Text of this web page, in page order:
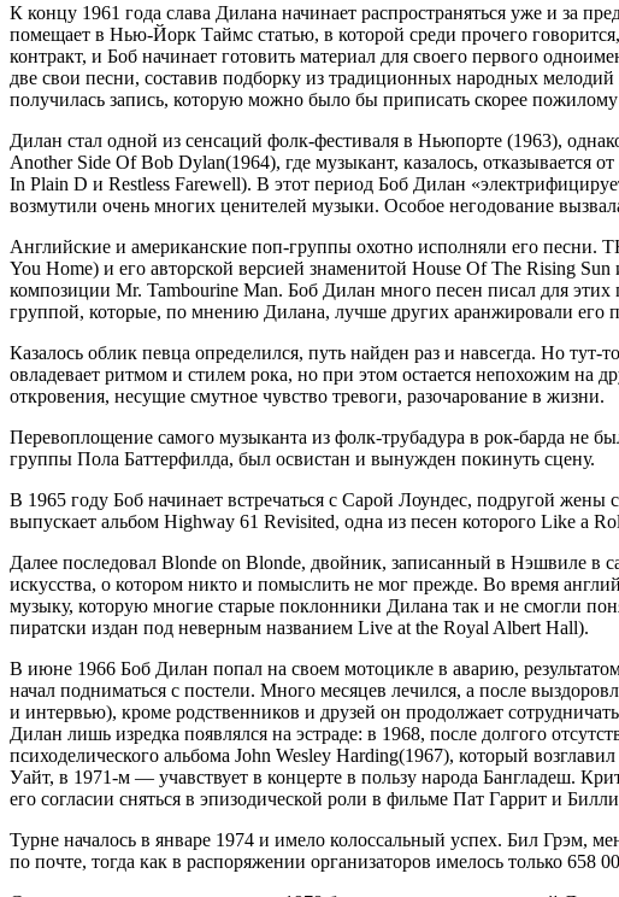
К концу 1961 года слава Дилана начинает распространяться уже и за
помещает в Нью-Йорк Таймс статью, в которой среди прочего
контракт, и Боб начинает готовить материал для своего первого
две свои песни, составив подборку из традиционных народных
получилась запись, которую можно было бы приписать скорее
Дилан стал одной из сенсаций фолк-фестиваля в Ньюпорте (1963),
Another Side Of Bob Dylan(1964), где музыкант, казалось,
In Plain D и Restless Farewell). В этот период Боб Дилан
возмутили очень многих ценителей музыки. Особое негодование
Английские и американские поп-группы охотно исполняли его песни.
You Home) и его авторской версией знаменитой House Of The Rising
композиции Mr. Tambourine Man. Боб Дилан много песен писал для
группой, которые, по мнению Дилана, лучше других аранжировали его
Казалось облик певца определился, путь найден раз и навсегда. Но
овладевает ритмом и стилем рока, но при этом остается непохожим на
откровения, несущие смутное чувство тревоги, разочарование в жизни.
Перевоплощение самого музыканта из фолк-трубадура в рок-барда не
группы Пола Баттерфилда, был освистан и вынужден покинуть сцену.
В 1965 году Боб начинает встречаться с Сарой Лоундес, подругой жены
выпускает альбом Highway 61 Revisited, одна из песен которого Like a
Далее последовал Blonde on Blonde, двойник, записанный в Нэшвиле в
искусства, о котором никто и помыслить не мог прежде. Во время
музыку, которую многие старые поклонники Дилана так и не смогли
пиратски издан под неверным названием Live at the Royal Albert Hall).
В июне 1966 Боб Дилан попал на своем мотоцикле в аварию,
начал подниматься с постели. Много месяцев лечился, а после
и интервью), кроме родственников и друзей он продолжает
Дилан лишь изредка появлялся на эстраде: в 1968, после долгого
психоделического альбома John Wesley Harding(1967), который
Уайт, в 1971-м — учавствует в концерте в пользу народа Бангладеш.
его согласии сняться в эпизодической роли в фильме Пат Гаррит и
Турне началось в январе 1974 и имело колоссальный успех. Бил Грэм,
по почте, тогда как в распоряжении организаторов имелось только 658